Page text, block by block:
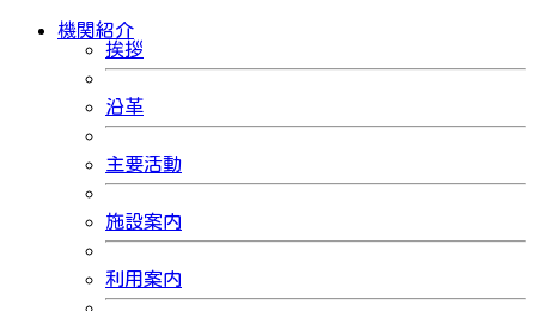
機関紹介
挨拶
沿革
主要活動
施設案内
利用案内